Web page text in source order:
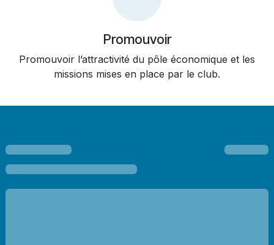
Promouvoir
Promouvoir l’attractivité du pôle économique et les
missions mises en place par le club.